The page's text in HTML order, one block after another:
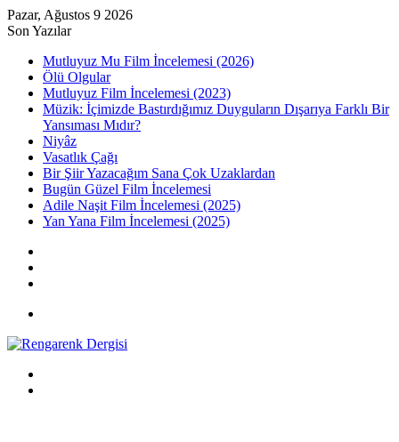
Pazar, Ağustos 9 2026
Son Yazılar
Mutluyuz Mu Film İncelemesi (2026)
Ölü Olgular
Mutluyuz Film İncelemesi (2023)
Müzik: İçimizde Bastırdığımız Duyguların Dışarıya Farklı Bir
Yansıması Mıdır?
Niyâz
Vasatlık Çağı
Bir Şiir Yazacağım Sana Çok Uzaklardan
Bugün Güzel Film İncelemesi
Adile Naşit Film İncelemesi (2025)
Yan Yana Film İncelemesi (2025)